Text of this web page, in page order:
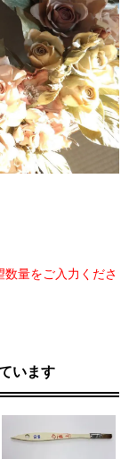
量をご入力くださ
います